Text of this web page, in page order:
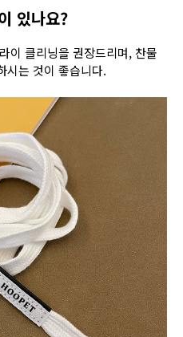
있나요?
이 클리닝을 권장드리며, 찬물
시는 것이 좋습니다.